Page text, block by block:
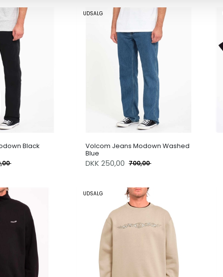
Black
UDSALG
Volcom Jeans Modown Washed
Blue
DKK 250,00 700,00
UDSALG